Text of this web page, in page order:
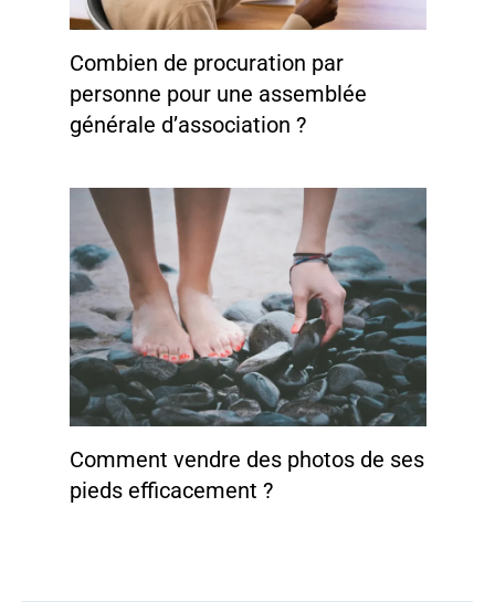
Combien de procuration par
personne pour une assemblée
générale d’association ?
Comment vendre des photos de ses
pieds efficacement ?